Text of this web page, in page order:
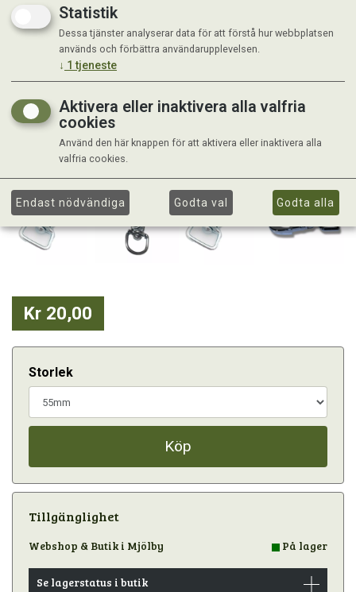
Kr 20,00
Storlek
Köp
Tillgänglighet
Webshop & Butik i Mjölby På lager
Se lagerstatus i butik
Statistik
Dessa tjänster analyserar data för att förstå hur webbplatsen
används och förbättra användarupplevelsen.
↓ 1 tjeneste
Aktivera eller inaktivera alla valfria
cookies
Använd den här knappen för att aktivera eller inaktivera alla
valfria cookies.
Endast nödvändiga Godta val Godta alla